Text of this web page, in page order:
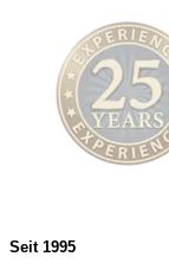
Seit 1995